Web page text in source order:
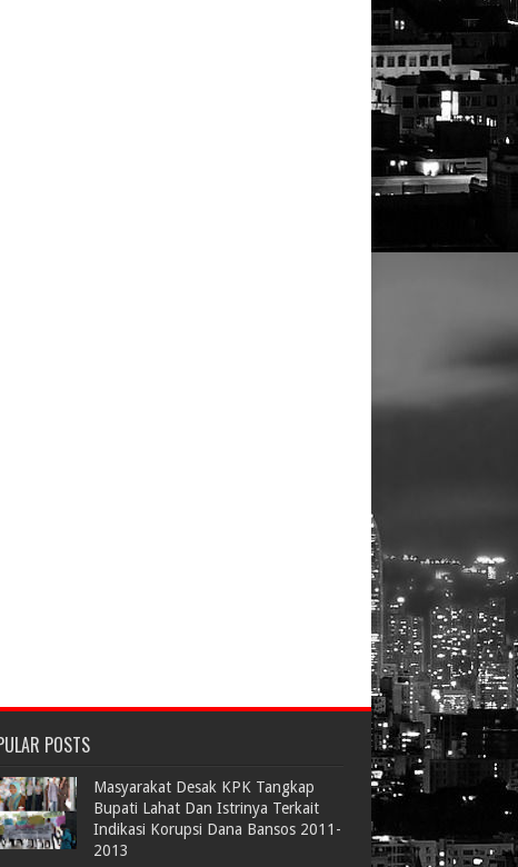
POSTS
Masyarakat Desak KPK Tangkap
Bupati Lahat Dan Istrinya Terkait
Indikasi Korupsi Dana Bansos 2011-
2013